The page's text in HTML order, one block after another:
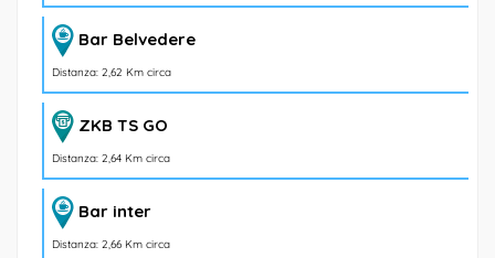
Bar Belvedere
Distanza: 2,62 Km circa
ZKB TS GO
Distanza: 2,64 Km circa
Bar inter
Distanza: 2,66 Km circa